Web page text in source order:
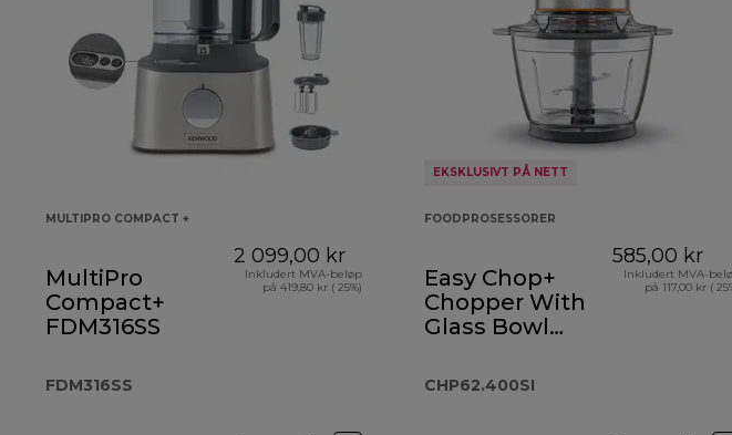
MULTIPRO COMPACT +
MultiPro
Compact+
FDM316SS
FDM316SS
2 099,00 kr
Inkludert MVA-beløp
på 419,80 kr ( 25%)
EKSKLUSIVT PÅ NETT
FOODPROSESSORER
Easy Chop+
Chopper With
Glass Bowl
CHP62.400SI
585,00 kr
Inkludert MVA-
på 117,00 kr (